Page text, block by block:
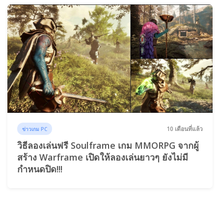
ข่าวเกม PC 10 เดือนที่แล้ว
วิธีลองเล่นฟรี Soulframe เกม MMORPG จากผู้
สร้าง Warframe เปิดให้ลองเล่นยาวๆ ยังไม่มี
กำหนดปิด!!!